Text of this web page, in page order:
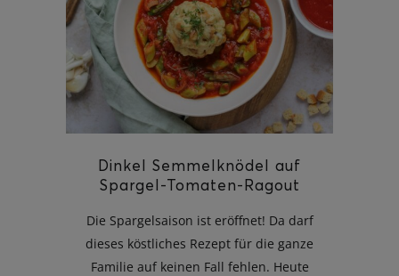
Dinkel Semmelknödel auf
Spargel-Tomaten-Ragout
Die Spargelsaison ist eröffnet! Da darf
dieses köstliches Rezept für die ganze
Familie auf keinen Fall fehlen. Heute